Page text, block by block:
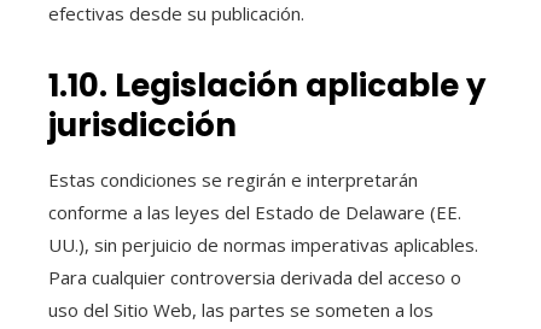
efectivas desde su publicación.
1.10. Legislación aplicable y
jurisdicción
Estas condiciones se regirán e interpretarán
conforme a las leyes del Estado de Delaware (EE.
UU.), sin perjuicio de normas imperativas aplicables.
Para cualquier controversia derivada del acceso o
uso del Sitio Web, las partes se someten a los